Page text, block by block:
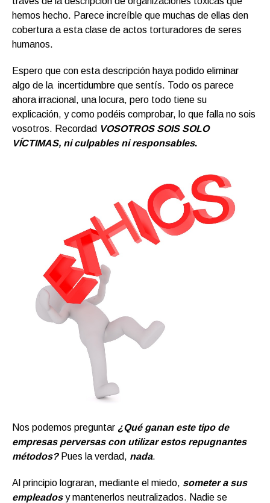
hemos hecho. Parece increíble que muchas de ellas den
cobertura a esta clase de actos torturadores de seres
humanos.
Espero que con esta descripción haya podido eliminar
algo de la incertidumbre que sentís. Todo os parece
ahora irracional, una locura, pero todo tiene su
explicación, y como podéis comprobar, lo que falla no sois
vosotros. Recordad VOSOTROS SOIS SOLO
VÍCTIMAS, ni culpables ni responsables.
Nos podemos preguntar ¿Qué ganan este tipo de
empresas perversas con utilizar estos repugnantes
métodos? Pues la verdad, nada.
Al principio lograran, mediante el miedo, someter a sus
empleadosy mantenerlos neutralizados. Nadie se